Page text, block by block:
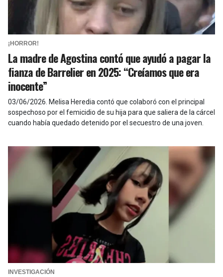
¡HORROR!
La madre de Agostina contó que ayudó a pagar la
fianza de Barrelier en 2025: “Creíamos que era
inocente”
03/06/2026 Melisa Heredia contó que colaboró con el principal
sospechoso por el femicidio de su hija para que saliera de la cárcel
cuando había quedado detenido por el secuestro de una joven.
INVESTIGACIÓN